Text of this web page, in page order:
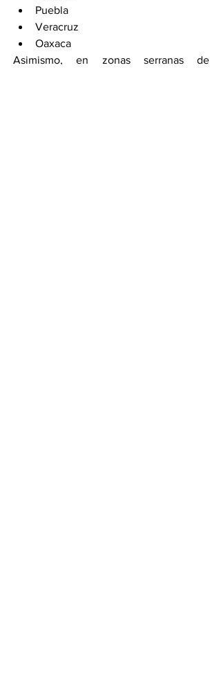
Puebla
Veracruz
Oaxaca